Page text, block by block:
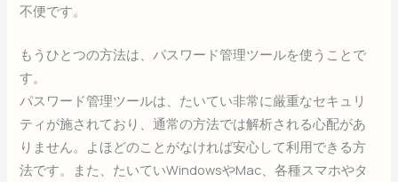
不便です。
もうひとつの方法は、パスワード管理ツールを使うことで
す。
パスワード管理ツールは、たいてい非常に厳重なセキュリ
ティが施されており、通常の方法では解析される心配があ
りません。よほどのことがなければ安心して利用できる方
法です。また、たいていWindowsやMac、各種スマホやタ